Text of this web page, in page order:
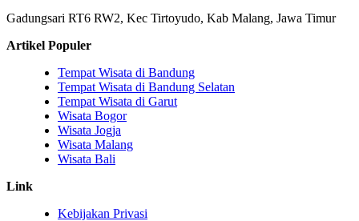
Gadungsari RT6 RW2, Kec Tirtoyudo, Kab Malang, Jawa Timur
Artikel Populer
Tempat Wisata di Bandung
Tempat Wisata di Bandung Selatan
Tempat Wisata di Garut
Wisata Bogor
Wisata Jogja
Wisata Malang
Wisata Bali
Link
Kebijakan Privasi